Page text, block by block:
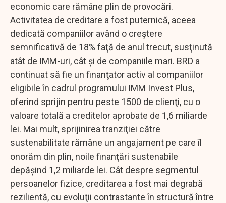
economic care rămâne plin de provocări.
Activitatea de creditare a fost puternică, aceea
dedicată companiilor având o creştere
semnificativă de 18% faţă de anul trecut, susţinută
atât de IMM-uri, cât şi de companiile mari. BRD a
continuat să fie un finanţator activ al companiilor
eligibile în cadrul programului IMM Invest Plus,
oferind sprijin pentru peste 1500 de clienţi, cu o
valoare totală a creditelor aprobate de 1,6 miliarde
lei. Mai mult, sprijinirea tranziţiei către
sustenabilitate rămâne un angajament pe care îl
onorăm din plin, noile finanţări sustenabile
depăşind 1,2 miliarde lei. Cât despre segmentul
persoanelor fizice, creditarea a fost mai degrabă
rezilientă, cu evoluţii contrastante în structură între